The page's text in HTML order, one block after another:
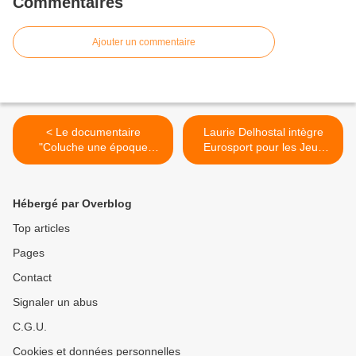
Ajouter un commentaire
< Le documentaire
"Coluche une époque
formidable" raconté par
Laurie Delhostal intègre
Eurosport pour les Jeux
Olympiques de Tokyo 2020
Hébergé par Overblog
Top articles
Pages
Contact
Signaler un abus
C.G.U.
Cookies et données personnelles